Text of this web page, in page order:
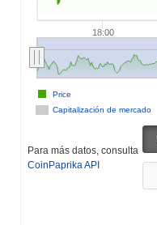
18:00
Capitalización de mercado
Price
Para más datos, consulta
CoinPaprika API